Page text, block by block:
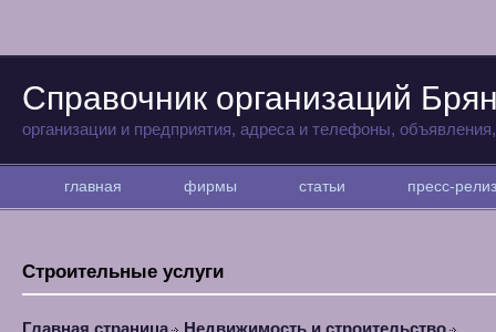
Справочник организаций
организации и предприятия, адреса и телефоны,
главная фирмы статьи пресс-
Строительные услуги
Главная страница
Недвижимость и строительство